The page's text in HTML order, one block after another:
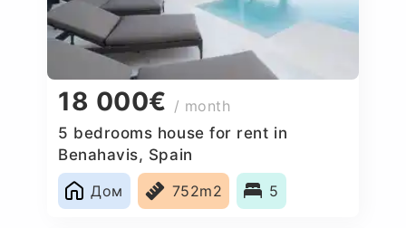
18 000€ / month
5 bedrooms house for rent in
Benahavis, Spain
Дом
752m2 5